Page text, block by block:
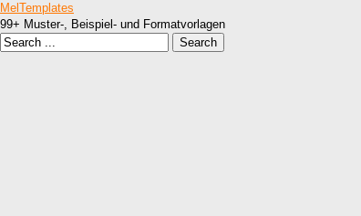
MelTemplates
99+ Muster-, Beispiel- und Formatvorlagen